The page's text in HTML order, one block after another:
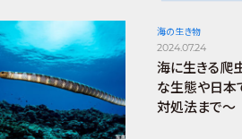
海の生き物
2024.07.24
海に生きる爬
な生態や日本
対処法まで～